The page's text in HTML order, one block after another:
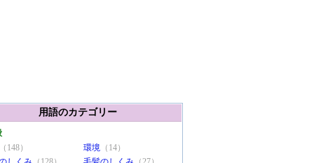
用語のカテゴリー
（148） 環境 （14）